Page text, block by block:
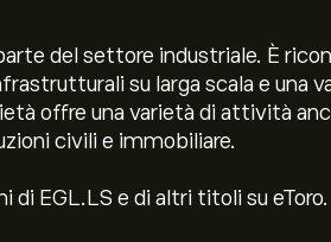
del settore industriale. È
su larga scala e una
offre una varietà di attività
civili e immobiliare.
di EGL.LS e di altri titoli su eToro.